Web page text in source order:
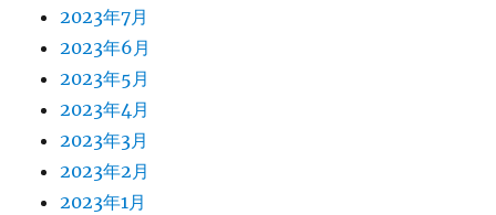
2023年7月
2023年6月
2023年5月
2023年4月
2023年3月
2023年2月
2023年1月